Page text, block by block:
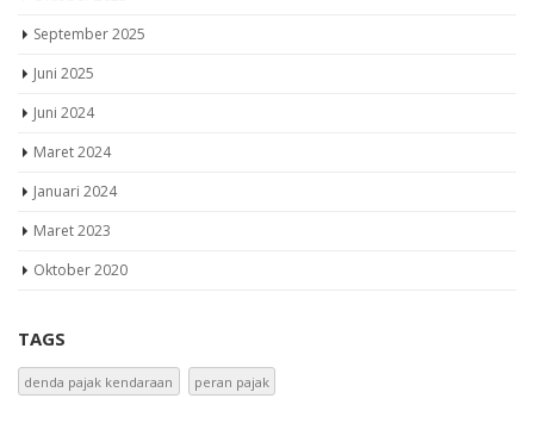
September 2025
Juni 2025
Juni 2024
Maret 2024
Januari 2024
Maret 2023
Oktober 2020
TAGS
denda pajak kendaraan peran pajak